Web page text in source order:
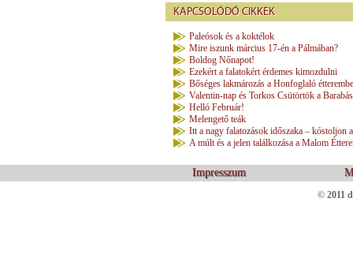
KAPCSOLÓDÓ CIKKEK
Paleósok és a koktélok
Mire iszunk március 17-én a Pálmában?
Boldog Nőnapot!
Ezekért a falatokért érdemes kimozdulni
Bőséges lakmározás a Honfoglaló
Valentin-nap és Torkos Csütörtök a
Helló Február!
Melengető teák
Itt a nagy falatozások időszaka – kóstoljon
A múlt és a jelen találkozása a Malom
Impresszum
© 2011